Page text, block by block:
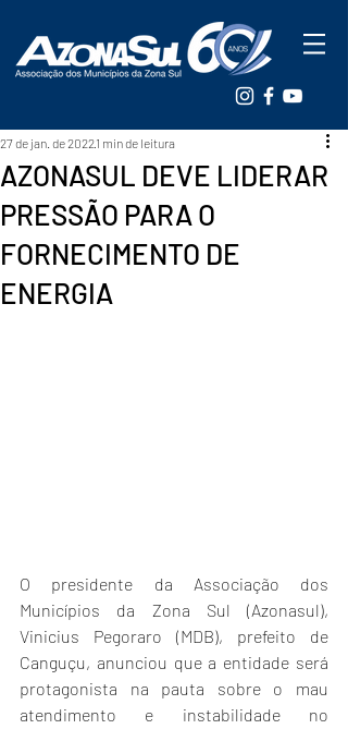
AZONASUL DEVE LIDERAR
PRESSÃO PARA O
FORNECIMENTO DE
ENERGIA
27 de jan. de 20221 min de leitura
O presidente da Associação dos
Municípios da Zona Sul (Azonasul),
Vinicius Pegoraro (MDB), prefeito de
Canguçu, anunciou que a entidade será
protagonista na pauta sobre o mau
atendimento e instabilidade no